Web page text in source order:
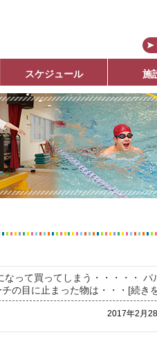
スケジュール 施
って買ってしまう・・・・・ パ
の目に止まった物は ・・・[続き
2017年2月28